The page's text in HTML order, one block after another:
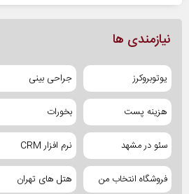
نیازمندی ها
یوتوبروکرز جراحی بینی
هزینه پست بخورات
سئو در مشهد نرم افزار CRM
فروشگاه انتخاب من هتل های تهران